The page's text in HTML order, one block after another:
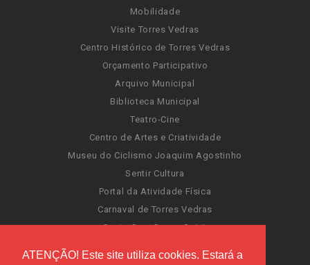
ATENÇÃO! Este site utiliza cookies. Estará a
Mobilidade
Visite Torres Vedras
Centro Histórico de Torres Vedras
Orçamento Participativo
Arquivo Municipal
Biblioteca Municipal
Teatro-Cine
Centro de Artes e Criatividade
Museu do Ciclismo Joaquim Agostinho
Sentir Cultura
Portal da Atividade Física
Carnaval de Torres Vedras
Santa Cruz Ocean Spirit